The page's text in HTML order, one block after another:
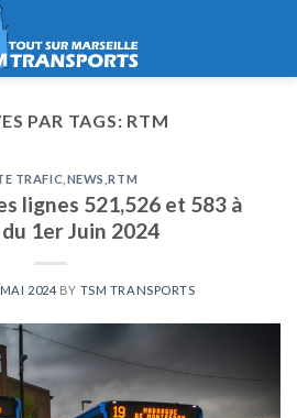
PAR TAGS: RTM
TRAFIC NEWS ,RTM
lignes 521,526 et 583 à
1er Juin 2024
2024 BY TSM TRANSPORTS